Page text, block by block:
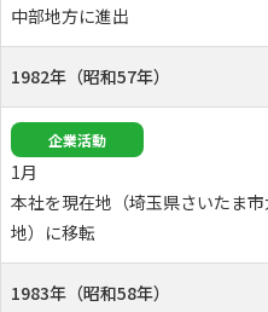
中部地方に進出
1982年（昭和57年）
企業活動
1月
本社を現在地（埼玉県さいたま
地）に移転
1983年（昭和58年）